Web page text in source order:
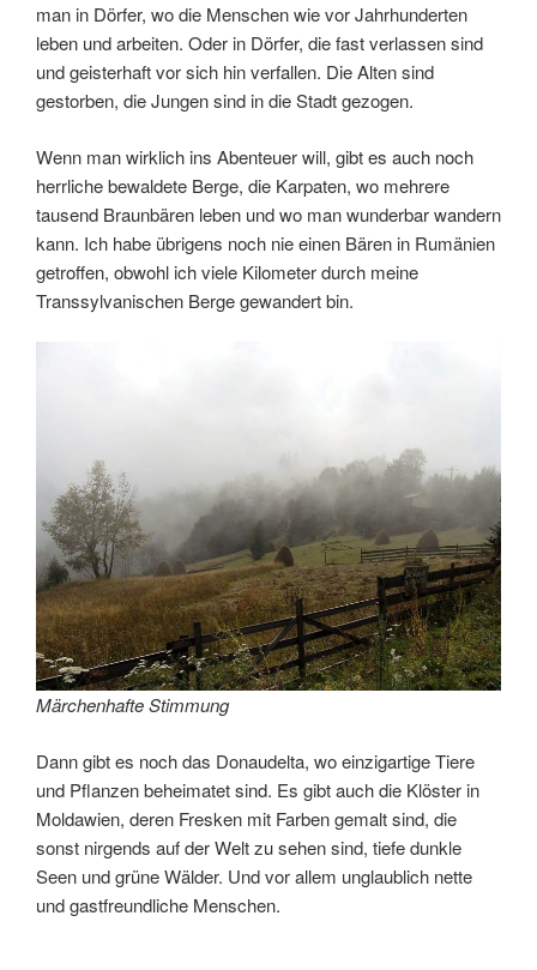
man in Dörfer, wo die Menschen wie vor Jahrhunderten
leben und arbeiten. Oder in Dörfer, die fast verlassen sind
und geisterhaft vor sich hin verfallen. Die Alten sind
gestorben, die Jungen sind in die Stadt gezogen.
Wenn man wirklich ins Abenteuer will, gibt es auch noch
herrliche bewaldete Berge, die Karpaten, wo mehrere
tausend Braunbären leben und wo man wunderbar wandern
kann. Ich habe übrigens noch nie einen Bären in Rumänien
getroffen, obwohl ich viele Kilometer durch meine
Transsylvanischen Berge gewandert bin.
Märchenhafte Stimmung
Dann gibt es noch das Donaudelta, wo einzigartige Tiere
und Pflanzen beheimatet sind. Es gibt auch die Klöster in
Moldawien, deren Fresken mit Farben gemalt sind, die
sonst nirgends auf der Welt zu sehen sind, tiefe dunkle
Seen und grüne Wälder. Und vor allem unglaublich nette
und gastfreundliche Menschen.